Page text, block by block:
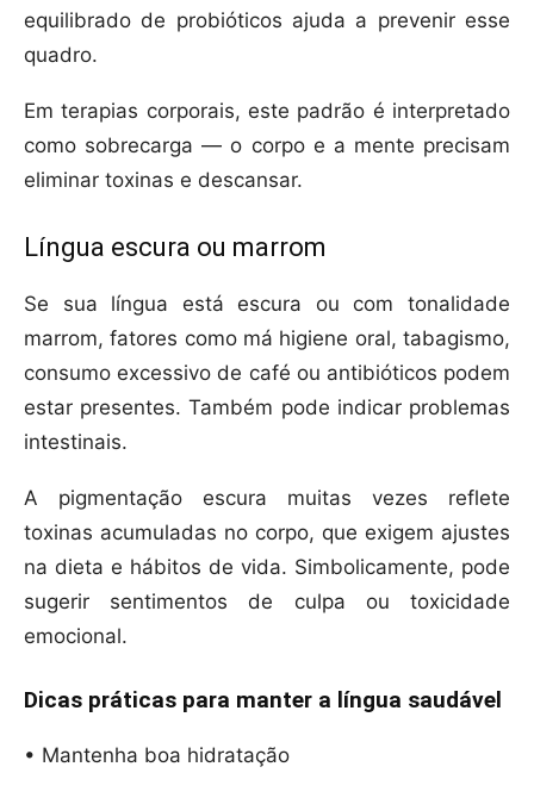
equilibrado de probióticos ajuda a prevenir esse
quadro.
Em terapias corporais, este padrão é interpretado
como sobrecarga — o corpo e a mente precisam
eliminar toxinas e descansar.
Língua escura ou marrom
Se sua língua está escura ou com tonalidade
marrom, fatores como má higiene oral, tabagismo,
consumo excessivo de café ou antibióticos podem
estar presentes. Também pode indicar problemas
intestinais.
A pigmentação escura muitas vezes reflete
toxinas acumuladas no corpo, que exigem ajustes
na dieta e hábitos de vida. Simbolicamente, pode
sugerir sentimentos de culpa ou toxicidade
emocional.
Dicas práticas para manter a língua saudável
• Mantenha boa hidratação